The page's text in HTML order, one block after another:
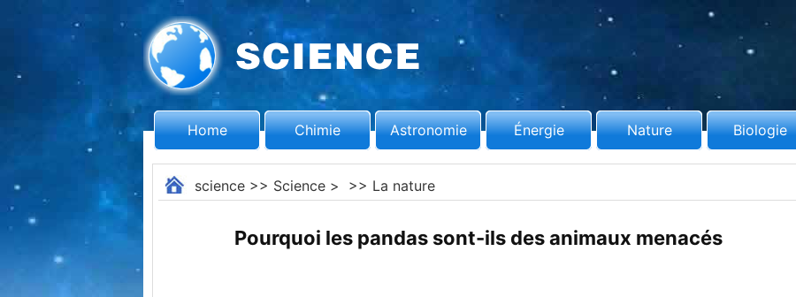
Home Chimie Astronomie Énergie Nature Biologie
science>> Science> >> La nature
Pourquoi les pandas sont-ils des animaux menacés